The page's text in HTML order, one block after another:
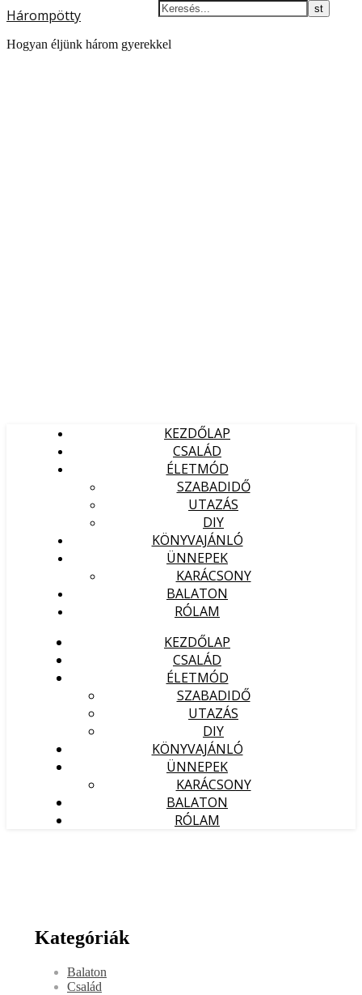
Hárompötty
Hogyan éljünk három gyerekkel
KEZDŐLAP
CSALÁD
ÉLETMÓD
SZABADIDŐ
UTAZÁS
DIY
KÖNYVAJÁNLÓ
ÜNNEPEK
KARÁCSONY
BALATON
RÓLAM
KEZDŐLAP
CSALÁD
ÉLETMÓD
SZABADIDŐ
UTAZÁS
DIY
KÖNYVAJÁNLÓ
ÜNNEPEK
KARÁCSONY
BALATON
RÓLAM
Kategóriák
Balaton
Család